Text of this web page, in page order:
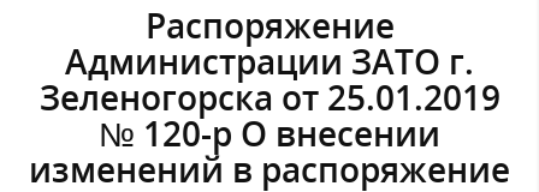
Распоряжение
Администрации ЗАТО г.
Зеленогорска от 25.01.2019
№ 120-р О внесении
изменений в распоряжение